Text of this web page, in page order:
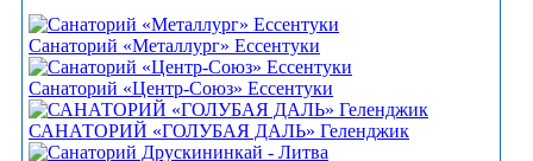
Санаторий «Металлург» Ессентуки
Санаторий «Центр-Союз» Ессентуки
САНАТОРИЙ «ГОЛУБАЯ ДАЛЬ» Геленджик